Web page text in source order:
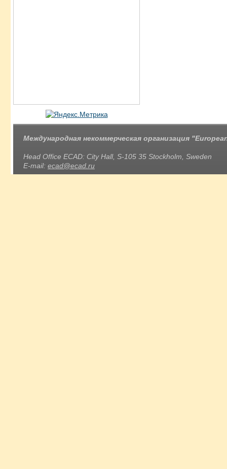
Международная некоммерческая организация
Head Office ECAD: City Hall, S-105 35 Stockholm, Sweden
E-mail: ecad@ecad.ru